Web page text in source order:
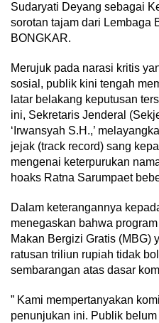
Sudaryati Deyang sebagai
sorotan tajam dari Lembaga
BONGKAR.
Merujuk pada narasi kritis
sosial, publik kini tengah
latar belakang keputusan
ini, Sekretaris Jenderal
‘Irwansyah S.H.,’
jejak (track record) sang
mengenai keterpurukan
hoaks Ratna Sarumpaet
Dalam keterangannya
menegaskan bahwa
Makan Bergizi Gratis (MBG)
ratusan triliun rupiah tidak
sembarangan atas dasar
” Kami mempertanyakan
penunjukan ini. Publik